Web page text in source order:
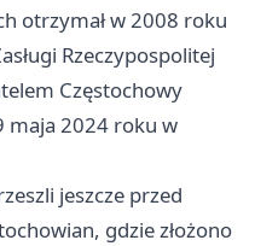
otrzymał w 2008 roku
Rzeczypospolitej
Częstochowy
maja 2024 roku w
jeszcze przed
gdzie złożono